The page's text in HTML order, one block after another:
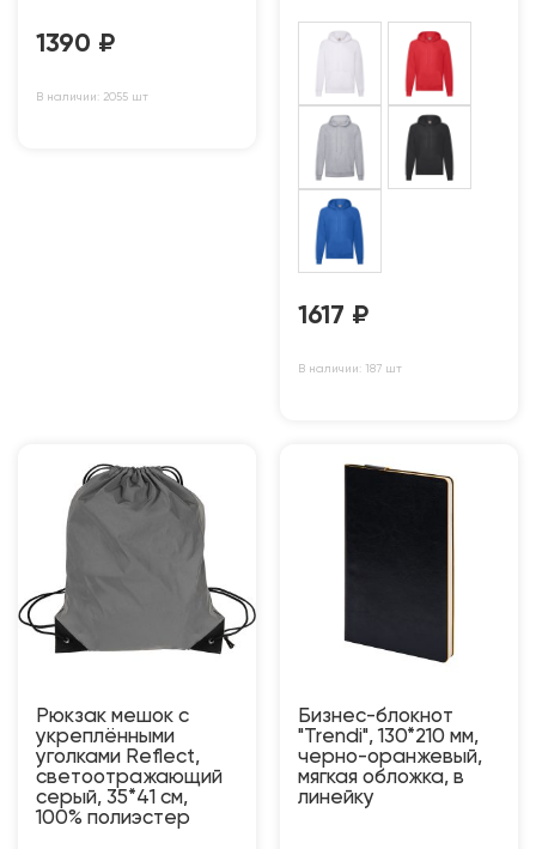
1390 ₽
В наличии: 2055 шт
1617 ₽
В наличии: 187 шт
Рюкзак мешок с
укреплёнными
уголками Reflect,
светоотражающий
серый, 35*41 см,
100% полиэстер
Бизнес-блокнот
"Trendi", 130*210 мм,
черно-оранжевый,
мягкая обложка, в
линейку